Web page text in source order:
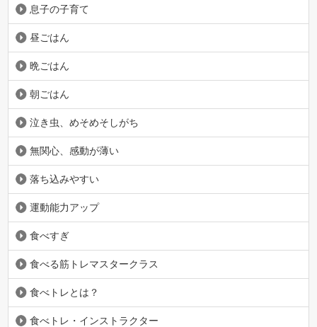
息子の子育て
昼ごはん
晩ごはん
朝ごはん
泣き虫、めそめそしがち
無関心、感動が薄い
落ち込みやすい
運動能力アップ
食べすぎ
食べる筋トレマスタークラス
食べトレとは？
食べトレ・インストラクター